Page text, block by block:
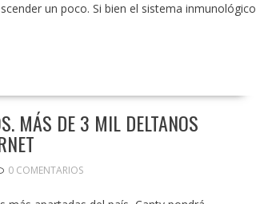
un poco. Si bien el sistema inmunológico
MÁS DE 3 MIL DELTANOS
0 COMENTARIOS